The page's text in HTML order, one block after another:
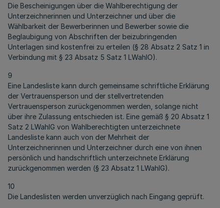
Die Bescheinigungen über die Wahlberechtigung der
Unterzeichnerinnen und Unterzeichner und über die
Wählbarkeit der Bewerberinnen und Bewerber sowie die
Beglaubigung von Abschriften der beizubringenden
Unterlagen sind kostenfrei zu erteilen (§ 28 Absatz 2 Satz 1 in
Verbindung mit § 23 Absatz 5 Satz 1 LWahlO).
9
Eine Landesliste kann durch gemeinsame schriftliche Erklärung
der Vertrauensperson und der stellvertretenden
Vertrauensperson zurückgenommen werden, solange nicht
über ihre Zulassung entschieden ist. Eine gemäß § 20 Absatz 1
Satz 2 LWahlG von Wahlberechtigten unterzeichnete
Landesliste kann auch von der Mehrheit der
Unterzeichnerinnen und Unterzeichner durch eine von ihnen
persönlich und handschriftlich unterzeichnete Erklärung
zurückgenommen werden (§ 23 Absatz 1 LWahlG).
10
Die Landeslisten werden unverzüglich nach Eingang geprüft.